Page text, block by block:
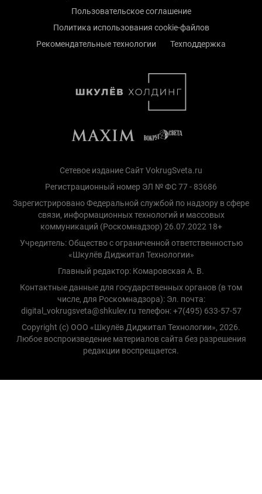
Пользовательское соглашение
Политика использования cookie-файлов
Рекомендательные технологии
Техподдержка
Сетевое издание Сайт VokrugSveta.ru
Регистрационный номер ЭЛ № ФС 77 - 83686
Зарегистрировано Федеральной службой по надзору в сфере
связи, информационных технологий и массовых
коммуникаций (Роскомнадзор) 26.07.2022 18+
Учредитель: Общество с ограниченной ответственностью
«Шкулёв Диджитал Технологии»
Главный редактор: Комаровская А. В.
Контактные данные для государственных органов (в том
числе, для Роскомнадзора): Эл. почта:
digital_vokrugsveta@shkulev.ru телефон: +7(495) 633-57-57
Copyright (с) ООО «Шкулёв Диджитал Технологии», 2026.
Любое воспроизведение материалов сайта без разрешения
редакции воспрещается.